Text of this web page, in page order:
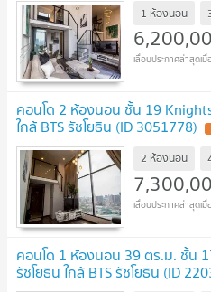
1 ห้องนอน
คอนโด 2 ห้องนอน ชั้น 19
ใกล้ BTS รัชโยธิน (ID 3051778)
2 ห้องนอน
คอนโด 1 ห้องนอน 39 ตร.ม. ชั้น
รัชโยธิน ใกล้ BTS รัชโยธิน (ID